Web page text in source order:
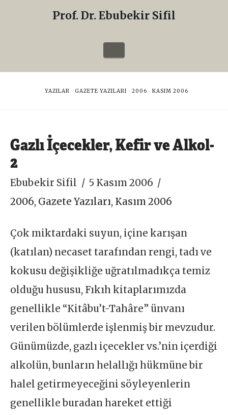
Sifil
Prof. Dr. Ebubekir Sifil
Navigation
HOME
YAZILAR GAZETE YAZILARI 2006 KASIM 2006
Gazlı İçecekler, Kefir ve Alkol-
2
Ebubekir Sifil
5 Kasım 2006
2006, Gazete Yazıları, Kasım 2006
Çok miktardaki suyun, içine karışan
(katılan) necaset tarafından rengi, tadı ve
kokusu değişikliğe uğratılmadıkça temiz
olduğu hususu, Fıkıh kitaplarımızda
genellikle “Kitâbu’t-Tahâre” ünvanı
verilen bölümlerde işlenmiş bir mevzudur.
Günümüzde, gazlı içecekler vs.’nin içerdiği
alkolün, bunların helallığı hükmüne bir
halel getirmeyeceğini söyleyenlerin
genellikle buradan hareket ettiği